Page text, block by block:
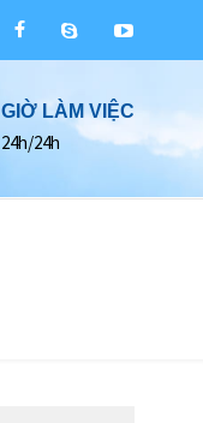
GIỜ LÀM VIỆC
24h/24h